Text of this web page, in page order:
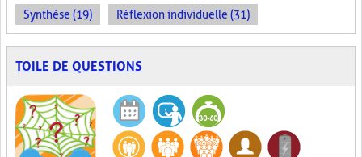
Synthèse (19) Réflexion individuelle (31)
TOILE DE QUESTIONS